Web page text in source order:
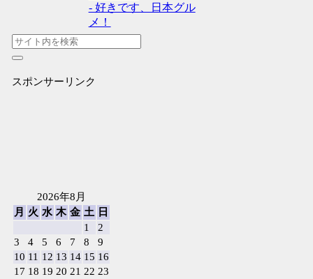
- 好きです、日本グル
メ！
スポンサーリンク
2026年8月
月
火 水 木 金 土
日
1
2
3
4 5 6 7 8
9
10 11 12 13 14 15 16
17 18 19 20 21 22 23